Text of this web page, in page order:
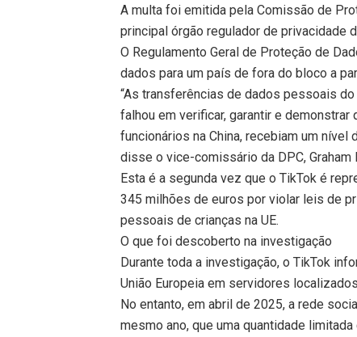
A multa foi emitida pela Comissão de
principal órgão regulador de privacidade
O Regulamento Geral de Proteção de
dados para um país de fora do bloco a
“As transferências de dados pessoais
falhou em verificar, garantir e
funcionários na China, recebiam um nível
disse o vice-comissário da DPC, Graham
Esta é a segunda vez que o TikTok é
345 milhões de euros por violar leis de
pessoais de crianças na UE.
O que foi descoberto na investigação
Durante toda a investigação, o TikTok
União Europeia em servidores
No entanto, em abril de 2025, a rede
mesmo ano, que uma quantidade